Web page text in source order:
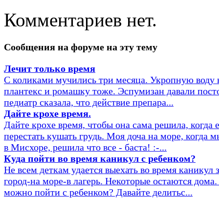
Комментариев нет.
Сообщения на форуме на эту тему
Лечит только время
С коликами мучились три месяца. Укропную воду
плантекс и ромашку тоже. Эспумизан давали
педиатр сказала, что действие препара...
Дайте крохе время.
Дайте крохе время, чтобы она сама решила, когда
перестать кушать грудь. Моя доча на море, когда
в Мисхоре, решила что все - баста! :-...
Куда пойти во время каникул с ребенком?
Не всем деткам удается выехать во время каникул
город-на море-в лагерь. Некоторые остаются
можно пойти с ребенком? Давайте делитьс...